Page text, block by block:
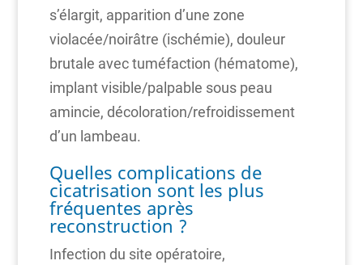
s’élargit, apparition d’une zone
violacée/noirâtre (ischémie), douleur
brutale avec tuméfaction (hématome),
implant visible/palpable sous peau
amincie, décoloration/refroidissement
d’un lambeau.
Quelles complications de
cicatrisation sont les plus
fréquentes après
reconstruction ?
Infection du site opératoire,